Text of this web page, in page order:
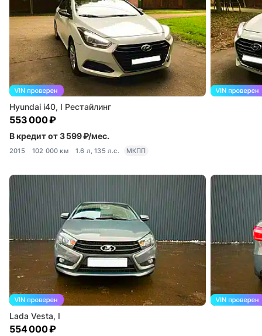
Hyundai i40, I Рестайлинг
553 000 ₽
В кредит от 3 599 ₽/мес.
2015 102 000 км 1.6 л, 135 л.с. МКПП
Lada Vesta, I
554 000 ₽